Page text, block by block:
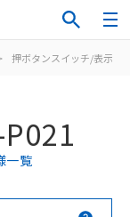
押ボタンスイッチ/表示灯
一覧